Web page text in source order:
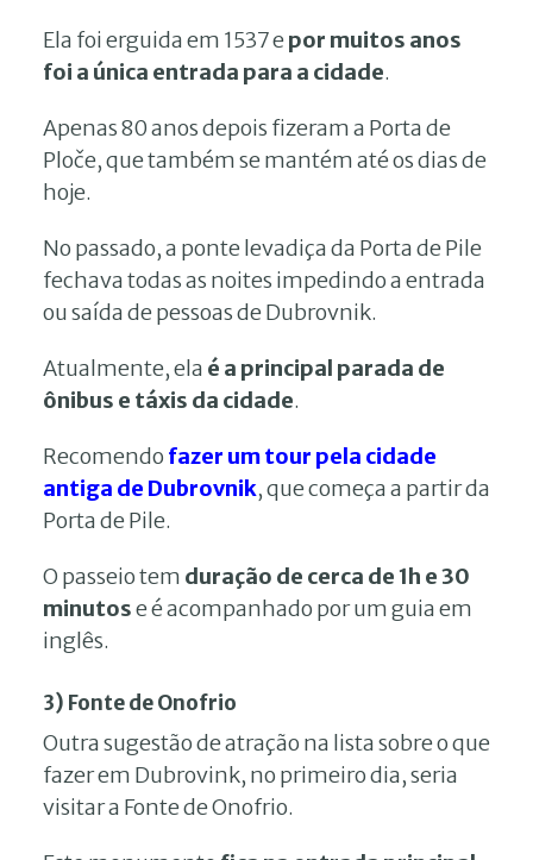
Ela foi erguida em 1537 epor muitos anos
foi a única entrada para a cidade.
Apenas 80 anos depois fizeram a Porta de
Ploče, que também se mantém até os dias de
hoje.
No passado, a ponte levadiça da Porta de Pile
fechava todas as noites impedindo a entrada
ou saída de pessoas de Dubrovnik.
Atualmente, ela é a principal parada de
ônibus e táxis da cidade.
Recomendo fazer um tour pela cidade
antiga de Dubrovnik, que começa a partir da
Porta de Pile.
O passeio tem duração de cerca de 1h e 30
minutose é acompanhado por um guia em
inglês.
3) Fonte de Onofrio
Outra sugestão de atração na lista sobre o que
fazer em Dubrovink, no primeiro dia, seria
visitar a Fonte de Onofrio.